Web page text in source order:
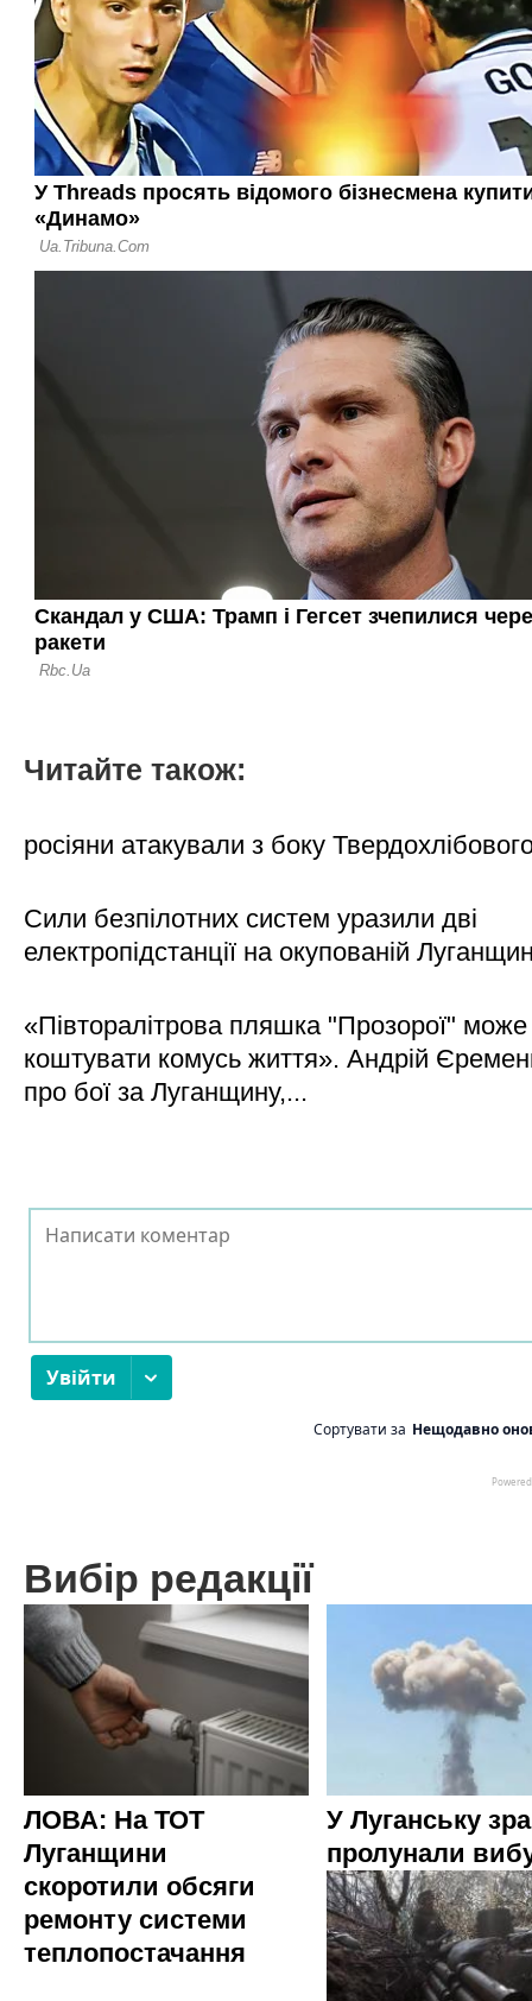
Читайте також:
росіяни атакували з боку
Сили безпілотних систем уразили дві
електропідстанції на окупованій
«Півторалітрова пляшка "Прозорої" може
коштувати комусь життя». Андрій
про бої за Луганщину,...
Вибір редакції
ЛОВА: На ТОТ
Луганщини
скоротили обсяги
ремонту системи
теплопостачання
У Луганську
пролунали